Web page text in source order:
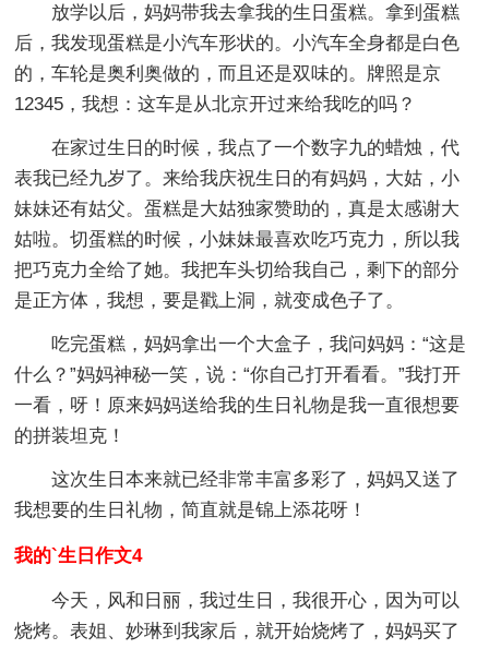
放学以后，妈妈带我去拿我的生日蛋糕。拿到蛋糕
后，我发现蛋糕是小汽车形状的。小汽车全身都是白色
的，车轮是奥利奥做的，而且还是双味的。牌照是京
12345，我想：这车是从北京开过来给我吃的吗？
在家过生日的时候，我点了一个数字九的蜡烛，代
表我已经九岁了。来给我庆祝生日的有妈妈，大姑，小
妹妹还有姑父。蛋糕是大姑独家赞助的，真是太感谢大
姑啦。切蛋糕的时候，小妹妹最喜欢吃巧克力，所以我
把巧克力全给了她。我把车头切给我自己，剩下的部分
是正方体，我想，要是戳上洞，就变成色子了。
吃完蛋糕，妈妈拿出一个大盒子，我问妈妈：“这是
什么？”妈妈神秘一笑，说：“你自己打开看看。”我打开
一看，呀！原来妈妈送给我的生日礼物是我一直很想要
的拼装坦克！
这次生日本来就已经非常丰富多彩了，妈妈又送了
我想要的生日礼物，简直就是锦上添花呀！
我的`生日作文4
今天，风和日丽，我过生日，我很开心，因为可以
烧烤。表姐、妙琳到我家后，就开始烧烤了，妈妈买了